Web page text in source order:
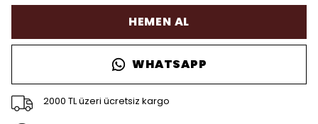
HEMEN AL
WHATSAPP
2000 TL üzeri ücretsiz kargo